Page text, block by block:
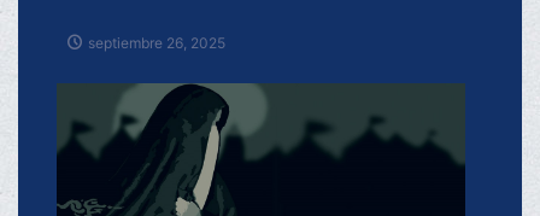
septiembre 26, 2025